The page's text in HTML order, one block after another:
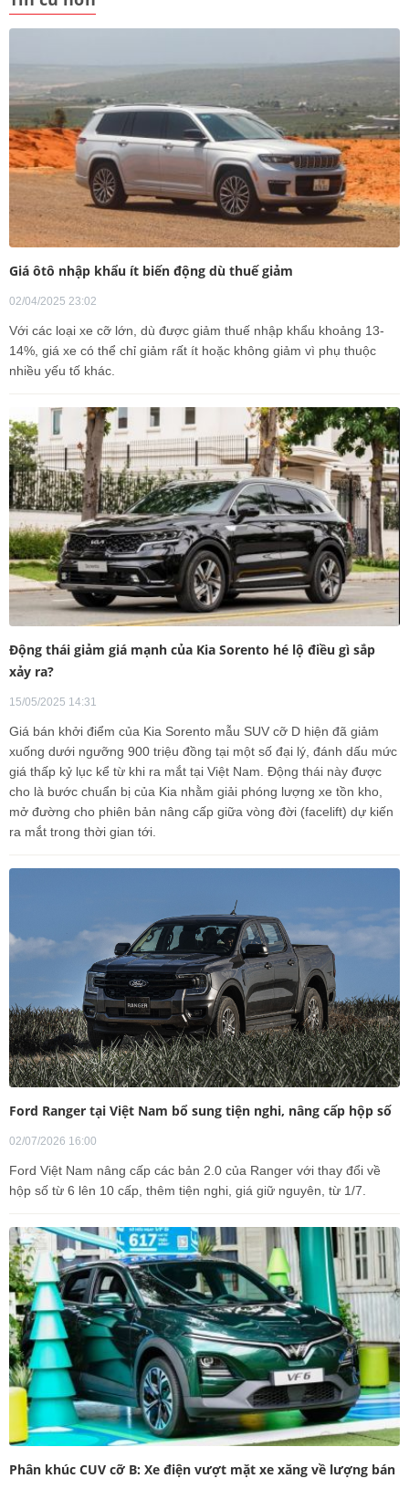
Giá ôtô nhập khẩu ít biến động dù thuế giảm
02/04/2025 23:02
Với các loại xe cỡ lớn, dù được giảm thuế nhập khẩu khoảng 13-
14%, giá xe có thể chỉ giảm rất ít hoặc không giảm vì phụ thuộc
nhiều yếu tố khác.
Động thái giảm giá mạnh của Kia Sorento hé lộ điều gì sắp
xảy ra?
15/05/2025 14:31
Giá bán khởi điểm của Kia Sorento mẫu SUV cỡ D hiện đã giảm
xuống dưới ngưỡng 900 triệu đồng tại một số đại lý, đánh dấu mức
giá thấp kỷ lục kể từ khi ra mắt tại Việt Nam. Động thái này được
cho là bước chuẩn bị của Kia nhằm giải phóng lượng xe tồn kho,
mở đường cho phiên bản nâng cấp giữa vòng đời (facelift) dự kiến
ra mắt trong thời gian tới.
Ford Ranger tại Việt Nam bổ sung tiện nghi, nâng cấp hộp số
02/07/2026 16:00
Ford Việt Nam nâng cấp các bản 2.0 của Ranger với thay đổi về
hộp số từ 6 lên 10 cấp, thêm tiện nghi, giá giữ nguyên, từ 1/7.
Phân khúc CUV cỡ B: Xe điện vượt mặt xe xăng về lượng bán